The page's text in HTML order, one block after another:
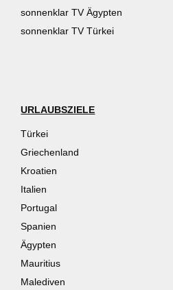
sonnenklar TV Ägypten
sonnenklar TV Türkei
URLAUBSZIELE
Türkei
Griechenland
Kroatien
Italien
Portugal
Spanien
Ägypten
Mauritius
Malediven